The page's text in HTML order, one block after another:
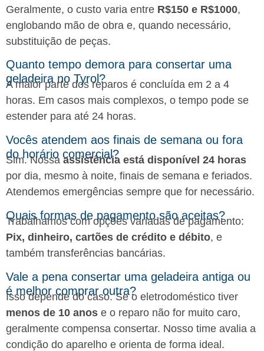
Geralmente, o custo varia entre R$150 e R$1000,
englobando mão de obra e, quando necessário,
substituição de peças.
Quanto tempo demora para consertar uma
geladeira no Tyrol?
A maior parte dos reparos é concluída em 2 a 4
horas. Em casos mais complexos, o tempo pode se
estender para até 24 horas.
Vocês atendem aos finais de semana ou fora
do horário comercial?
Sim. Nossa assistência está disponível 24 horas
por dia, mesmo à noite, finais de semana e feriados.
Atendemos emergências sempre que for necessário.
Quais formas de pagamento são aceitas?
Trabalhamos com opções variadas de pagamento:
Pix, dinheiro, cartões de crédito e débito, e
também transferências bancárias.
Vale a pena consertar uma geladeira antiga ou
é melhor comprar outra?
Isso depende do caso. Se o eletrodoméstico tiver
menos de 10 anos e o reparo não for muito caro,
geralmente compensa consertar. Nosso time avalia a
condição do aparelho e orienta de forma ideal.